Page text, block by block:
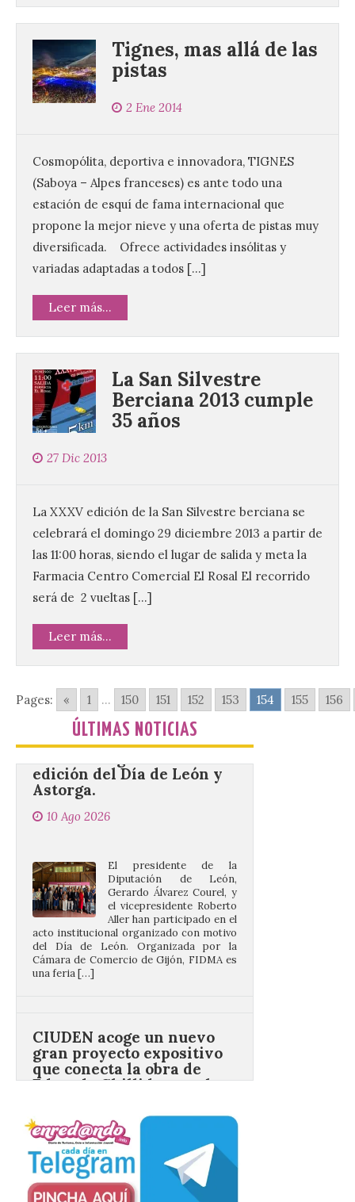
Tignes, mas allá de las
pistas
2 Ene 2014
Cosmopólita, deportiva e innovadora, TIGNES
(Saboya – Alpes franceses) es ante todo una
estación de esquí de fama internacional que
propone la mejor nieve y una oferta de pistas muy
diversificada. Ofrece actividades insólitas y
variadas adaptadas a todos […]
Leer más...
La San Silvestre
Berciana 2013 cumple
35 años
27 Dic 2013
La XXXV edición de la San Silvestre berciana se
celebrará el domingo 29 diciembre 2013 a partir de
las 11:00 horas, siendo el lugar de salida y meta la
Farmacia Centro Comercial El Rosal El recorrido
será de 2 vueltas […]
Leer más...
Pages: « 1 ... 150 151 152 153 154 155 156
ÚLTIMAS NOTICIAS
El alumnado de FP crece
un 2,5% hasta superar los
1,2 millones de
nuevo récord
El Ministerio publica la
Estadística de las
Enseñanzas no
universitarias. Datos
cifras actualizadas del curso escolar
un 2,1%, el Grado Medio un 2,7%, el Grado
Superior un 2,3% y los cursos […]
La 69FIDMA ha acogido
este domingo una nueva
edición del Día de León y
Astorga.
10 Ago 2026
el vicepresidente Roberto
Aller han participado en el
acto institucional organizado con motivo
del Día de León. Organizada por la
Cámara de Comercio de Gijón, FIDMA es
una feria […]
que conecta la obra de
Eduardo Chillida con el
patrimonio industrial
La Térmica Cultural
albergará hasta el 10 de
enero de 2027 la muestra
‘Eduardo Chillida. Pensar
con las manos’, formada